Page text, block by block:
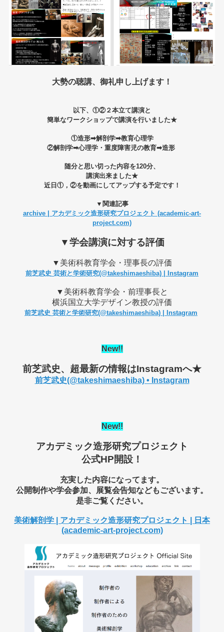
大勢の聴講、御礼申し上げます！
以下、①②２本立て講演と
簡単なワークショップで講演を行いました★
①造形➡解剖学➡教育心理学
②解剖学➡心理学・重度障害児の教育➡造形
随分と思い切った内容を120分、
講演出来ました★
近日①，②を動画にしてアップする予定です！
▼関連記事
archive | アカデミック造形研究プロジェクト (academic-art-
project.com)
▼学会講演に対する評価
▼美術科教育学会・理事長の評価
前芝武史 芸術と学術研究(@takeshimaeshiba) | Instagram
▼美術科教育学会・前理事長と
横浜国立大学デザイン教授の評価
前芝武史 芸術と学術研究(@takeshimaeshiba) | Instagram
New!!
前芝武史、超最新の情報はInstagramへ★
前芝武史(@takeshimaeshiba) • Instagram
New!!
アカデミック造形研究プロジェクト
公式HP開設！
充実した内容になってます。
公開制作や学会参加、展覧会告知などもございます。
是非ご覧ください。
美術解剖学 | アカデミック造形研究プロジェクト | 日本
(academic-art-project.com)